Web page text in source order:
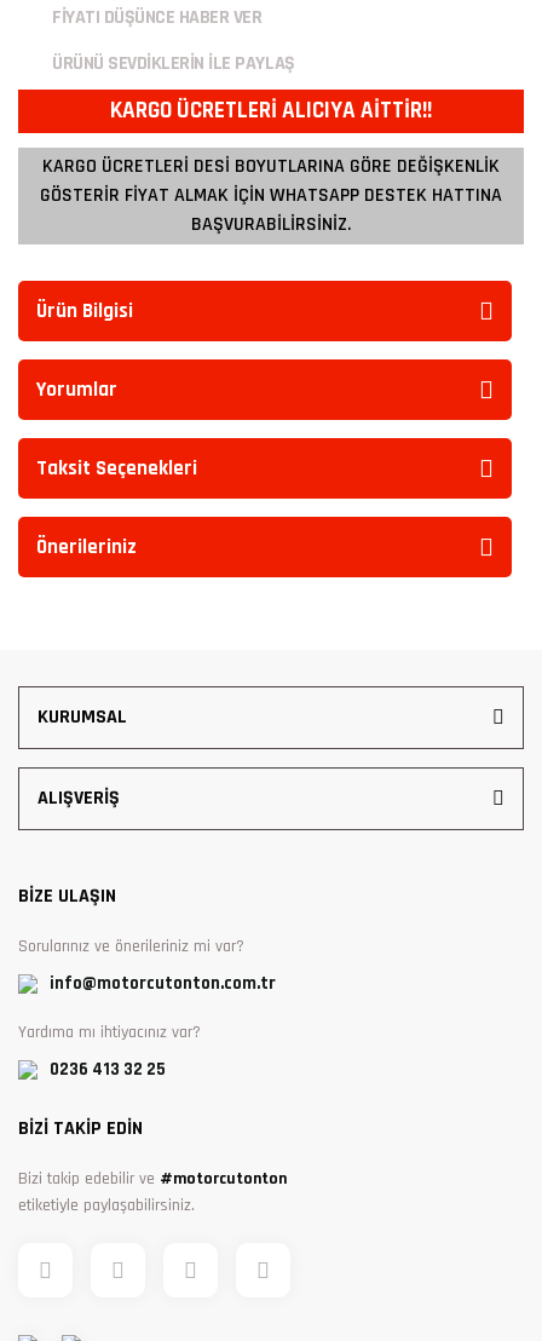
FİYATI DÜŞÜNCE HABER VER
ÜRÜNÜ SEVDİKLERİN İLE PAYLAŞ
KARGO ÜCRETLERİ ALICIYA AİTTİR!!
KARGO ÜCRETLERİ DESİ BOYUTLARINA GÖRE DEĞİŞKENLİK
GÖSTERİR FİYAT ALMAK İÇİN WHATSAPP DESTEK HATTINA
BAŞVURABİLİRSİNİZ.
Ürün Bilgisi
Yorumlar
Taksit Seçenekleri
Önerileriniz
KURUMSAL
ALIŞVERİŞ
BİZE ULAŞIN
Sorularınız ve önerileriniz mi var?
info@motorcutonton.com.tr
Yardıma mı ihtiyacınız var?
0236 413 32 25
BİZİ TAKİP EDİN
Bizi takip edebilir ve #motorcutonton
etiketiyle paylaşabilirsiniz.